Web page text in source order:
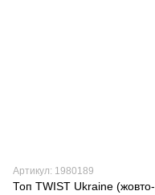
Артикул: 1980189
Топ TWIST Ukraine (жовто-